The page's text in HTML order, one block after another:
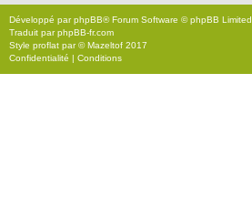
Développé parphpBB® Forum Software © phpBB Limited
Traduit parphpBB-fr.com
Style proflat par ©Mazeltof 2017
Confidentialité | Conditions